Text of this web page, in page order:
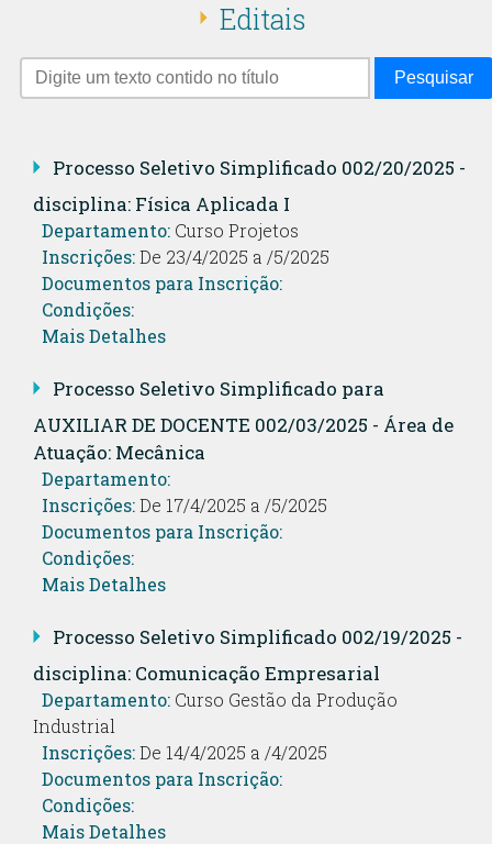
Editais
Pesquisar
Processo Seletivo Simplificado 002/20/2025 -
disciplina: Física Aplicada I
Departamento: Curso Projetos
Inscrições:De 23/4/2025 a /5/2025
Documentos para Inscrição:
Condições:
Mais Detalhes
Processo Seletivo Simplificado para
AUXILIAR DE DOCENTE 002/03/2025 - Área de
Atuação: Mecânica
Departamento:
Inscrições:De 17/4/2025 a /5/2025
Documentos para Inscrição:
Condições:
Mais Detalhes
Processo Seletivo Simplificado 002/19/2025 -
disciplina: Comunicação Empresarial
Departamento: Curso Gestão da Produção
Industrial
Inscrições:De 14/4/2025 a /4/2025
Documentos para Inscrição:
Condições:
Mais Detalhes